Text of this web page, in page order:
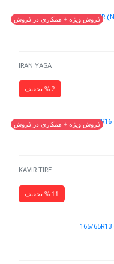
IRAN YASA
2 % تخفیف
فروش ویژه + همکاری در فروش
KAVIR TIRE
11 % تخفیف
فروش ویژه + همکاری در فروش